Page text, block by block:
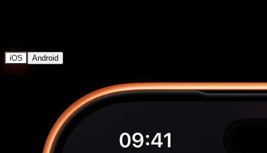
iOS Android